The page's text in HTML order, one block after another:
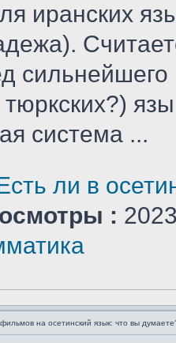
иранских
сильнейшего
тюркских?)
система ...
ли в
:
на осетинский язык: что вы